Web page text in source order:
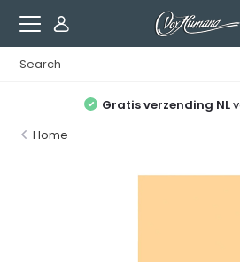
Gratis verzending NL
Home